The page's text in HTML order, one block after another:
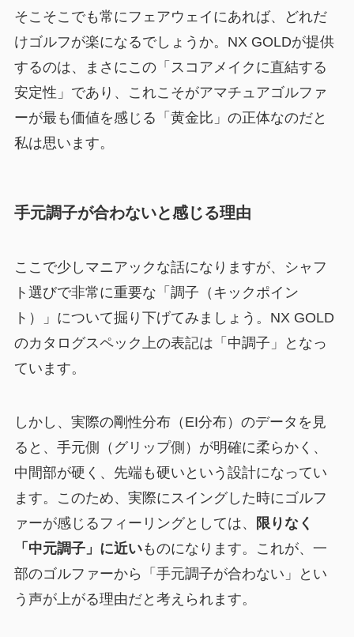
そこそこでも常にフェアウェイにあれば、どれだ
けゴルフが楽になるでしょうか。NX GOLDが提供
するのは、まさにこの「スコアメイクに直結する
安定性」であり、これこそがアマチュアゴルファ
ーが最も価値を感じる「黄金比」の正体なのだと
私は思います。
手元調子が合わないと感じる理由
ここで少しマニアックな話になりますが、シャフ
ト選びで非常に重要な「調子（キックポイン
ト）」について掘り下げてみましょう。NX GOLD
のカタログスペック上の表記は「中調子」となっ
ています。
しかし、実際の剛性分布（EI分布）のデータを見
ると、手元側（グリップ側）が明確に柔らかく、
中間部が硬く、先端も硬いという設計になってい
ます。このため、実際にスイングした時にゴルフ
ァーが感じるフィーリングとしては、
限りなく
「中元調子」に近いものになります。これが、一
部のゴルファーから「手元調子が合わない」とい
う声が上がる理由だと考えられます。